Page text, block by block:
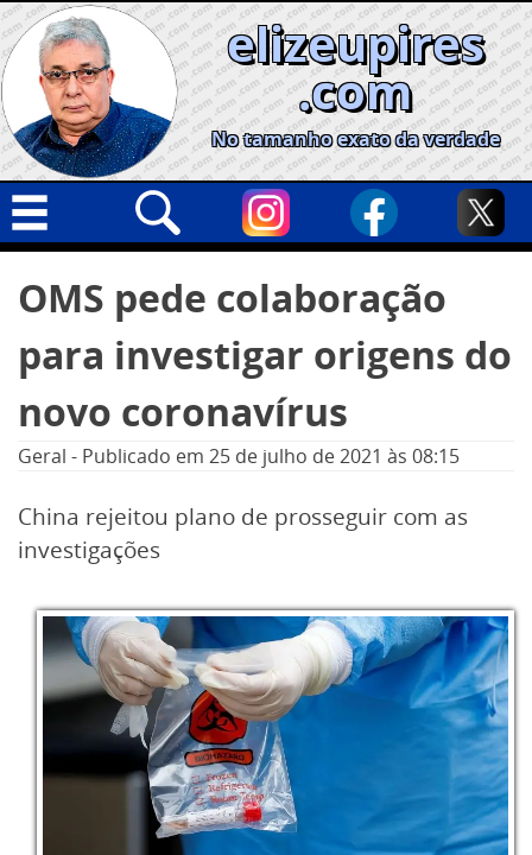
Skip
to
content
elizeupires
.com
No tamanho exato da verdade
Geral
Cidades
Informe especial
por:
OMS pede colaboração
para investigar origens do
novo coronavírus
Geral - Publicado em 25 de julho de 2021 às 08:15
China rejeitou plano de prosseguir com as
investigações